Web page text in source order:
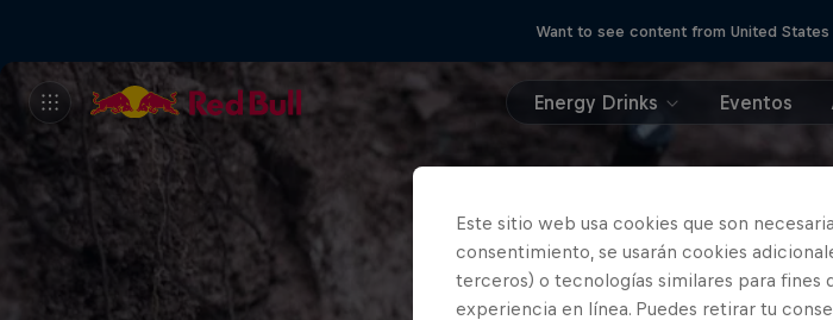
Want to see content from United
Energy Drinks Eventos
Este sitio web usa cookies que son
consentimiento, se usarán cookies
terceros) o tecnologías similares para fines
experiencia en línea. Puedes retirar tu